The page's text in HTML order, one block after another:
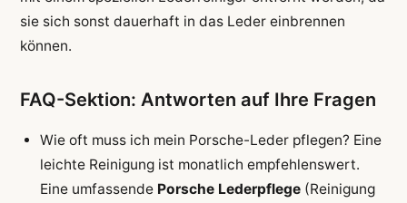
sie sich sonst dauerhaft in das Leder einbrennen
können.
FAQ-Sektion: Antworten auf Ihre Fragen
Wie oft muss ich mein Porsche-Leder pflegen? Eine
leichte Reinigung ist monatlich empfehlenswert.
Eine umfassende Porsche Lederpflege(Reinigung